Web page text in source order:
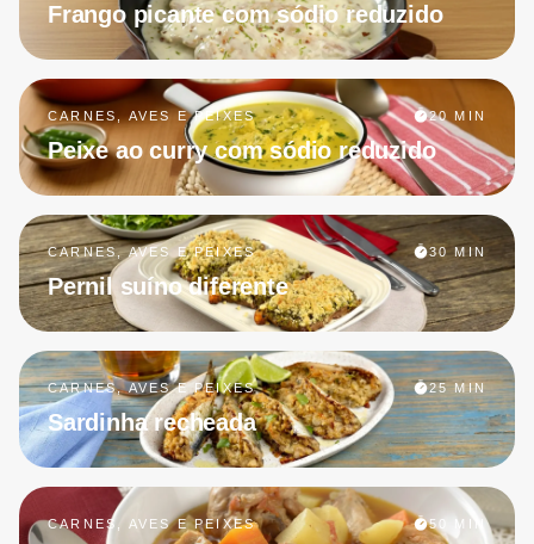
Frango picante com sódio reduzido
CARNES, AVES E PEIXES 20 MIN
Peixe ao curry com sódio reduzido
CARNES, AVES E PEIXES 30 MIN
Pernil suíno diferente
CARNES, AVES E PEIXES 25 MIN
Sardinha recheada
CARNES, AVES E PEIXES 50 MIN